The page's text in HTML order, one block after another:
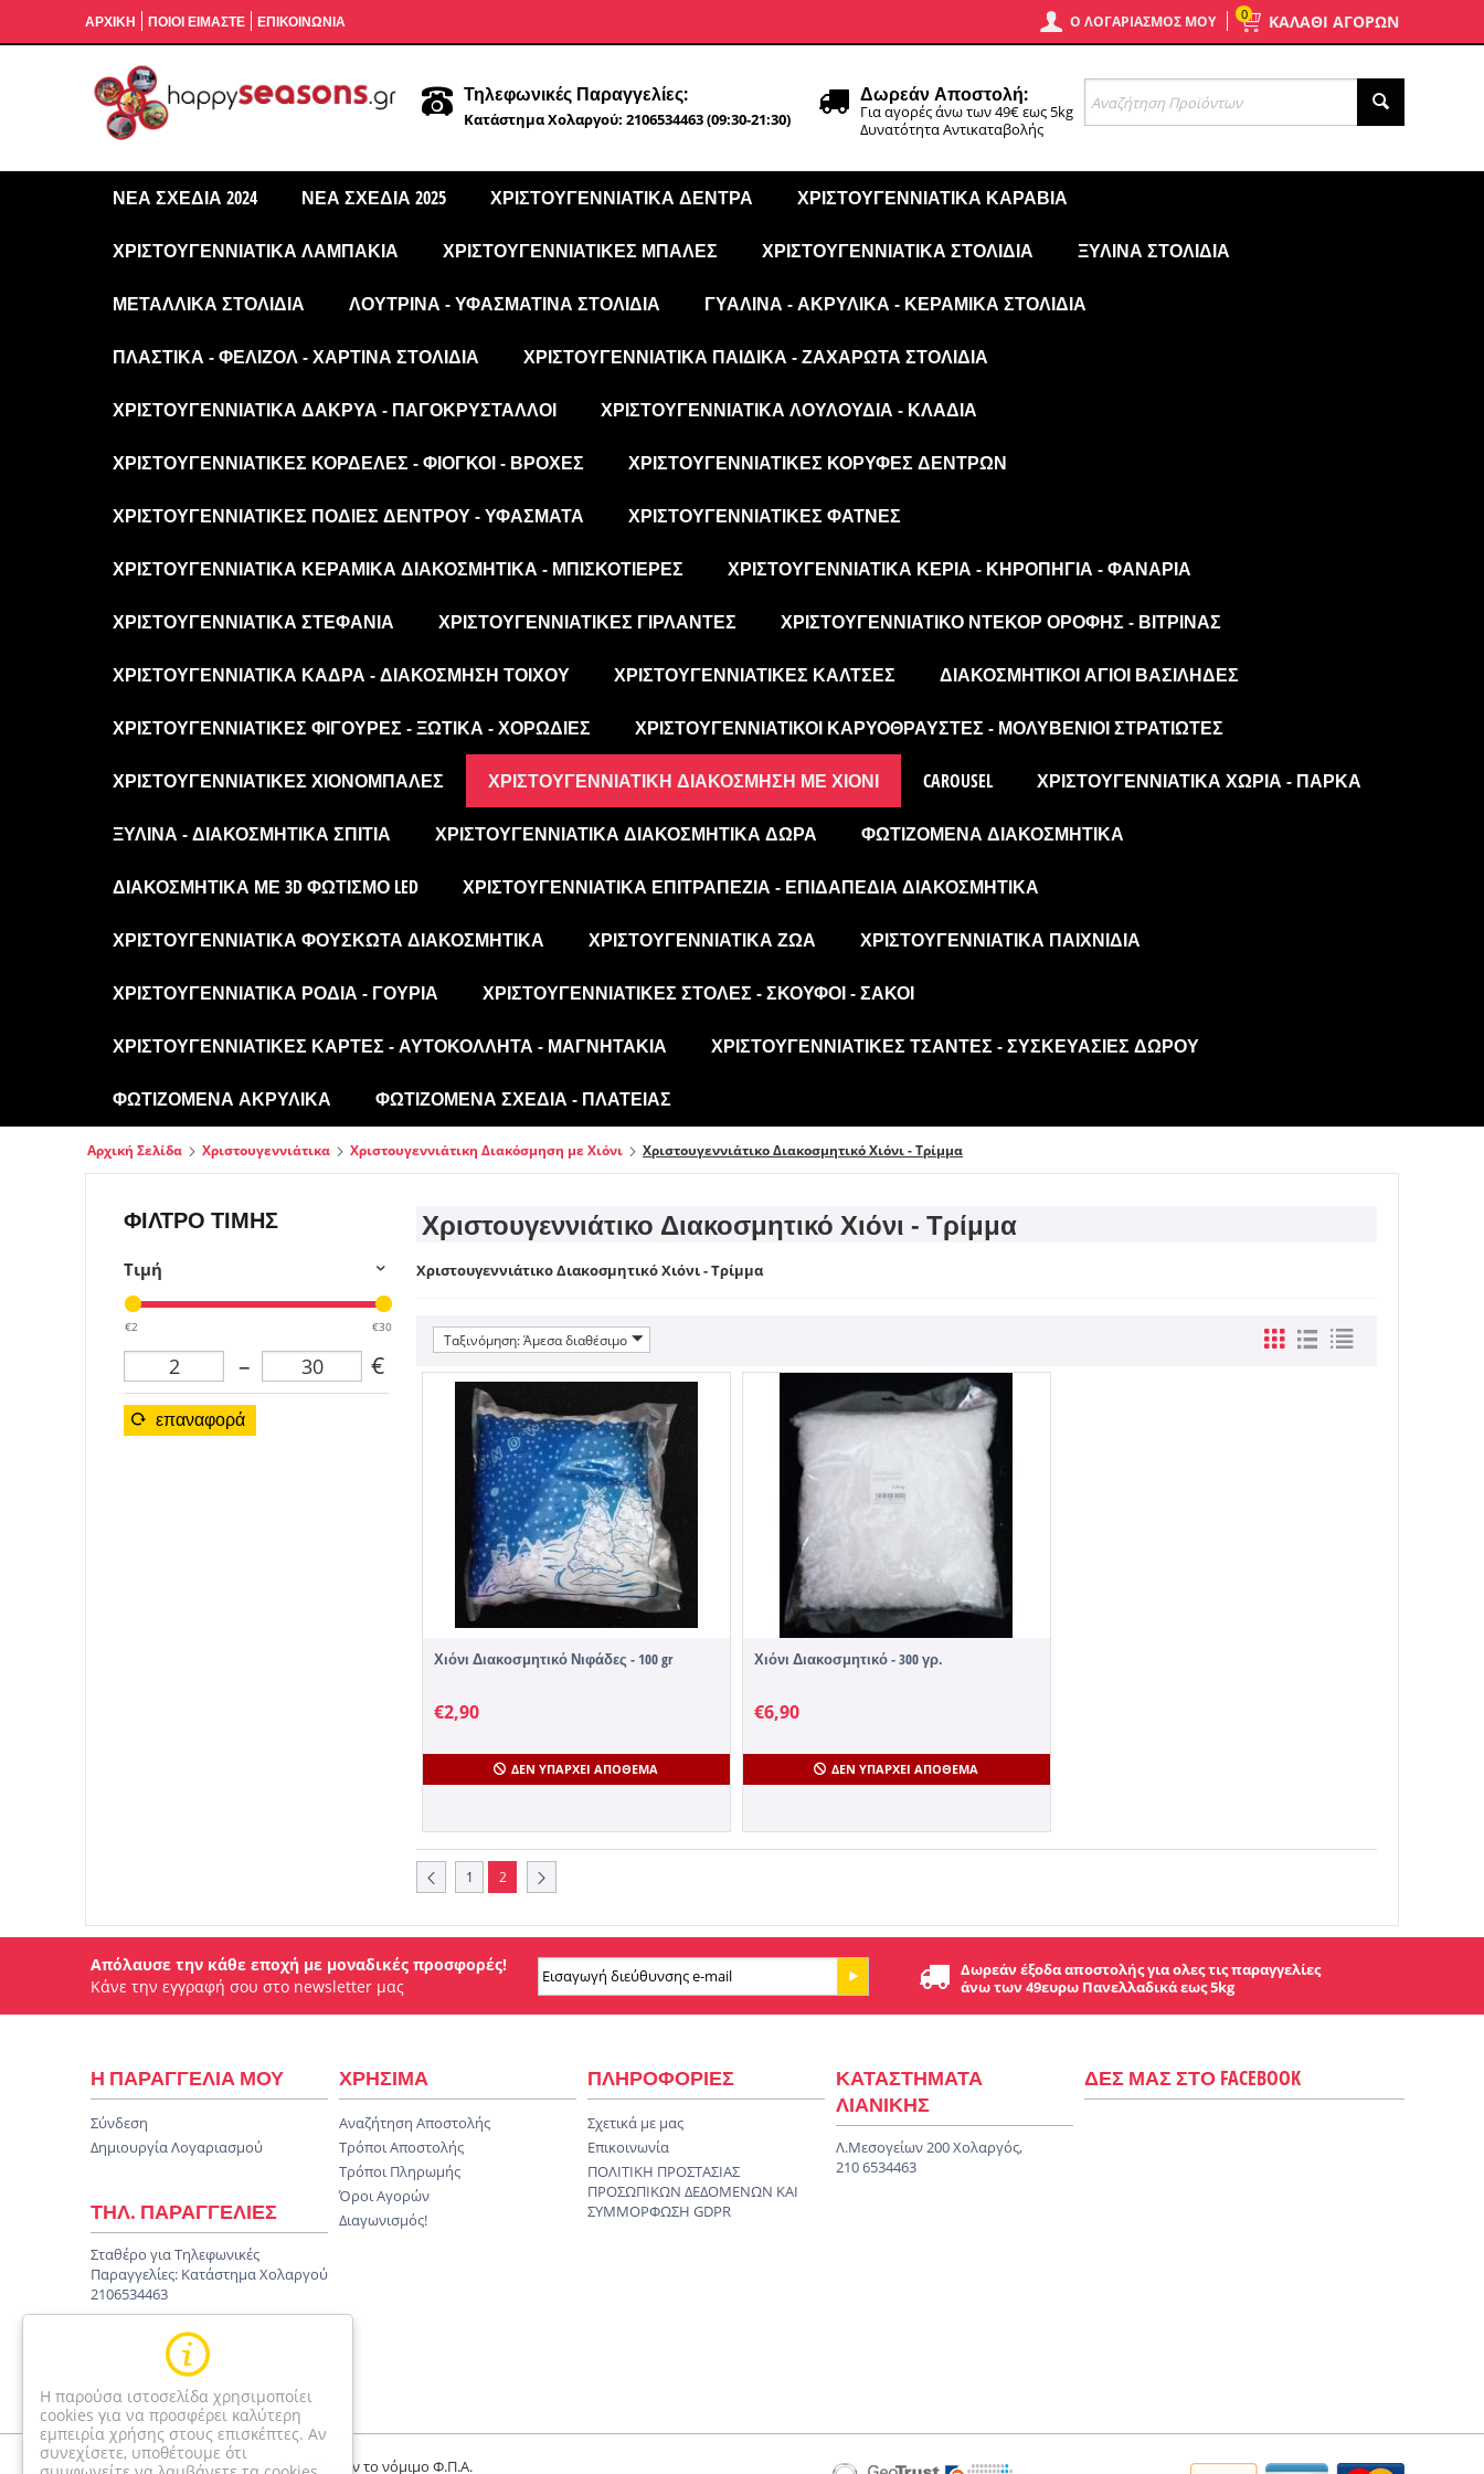
Η παρούσα ιστοσελίδα χρησιμοποίει
cookies για να προσφέρει καλύτερη
εμπειρία χρήσης στους επισκέπτες. Αν
συνεχίσετε, υποθέτουμε ότι
ΑΡΧΙΚΉ ΠΟΙΟΙ ΕΙΜΑΣΤΕ ΕΠΙΚΟΙΝΩΝΙΑ ΚΑΛΑΘΙ ΑΓΟΡΩΝ
0
Ο ΛΟΓΑΡΙΑΣΜΌΣ ΜΟΥ
Τηλεφωνικές Παραγγελίες:
Κατάστημα Χολαργού: 2106534463 (09:30-21:30)
Δωρεάν Αποστολή:
Για αγορές άνω των 49€ εως 5kg
Δυνατότητα Αντικαταβολής
ΝΈΑ ΣΧΈΔΙΑ 2024 ΝΈΑ ΣΧΈΔΙΑ 2025 ΧΡΙΣΤΟΥΓΕΝΝΙΆΤΙΚΑ ΔΈΝΤΡΑ ΧΡΙΣΤΟΥΓΕΝΝΙΆΤΙΚΑ ΚΑΡΆΒΙΑ
ΧΡΙΣΤΟΥΓΕΝΝΙΆΤΙΚΑ ΛΑΜΠΆΚΙΑ ΧΡΙΣΤΟΥΓΕΝΝΙΆΤΙΚΕΣ ΜΠΆΛΕΣ ΧΡΙΣΤΟΥΓΕΝΝΙΆΤΙΚΑ ΣΤΟΛΊΔΙΑ ΞΎΛΙΝΑ ΣΤΟΛΊΔΙΑ
ΜΕΤΑΛΛΙΚΆ ΣΤΟΛΊΔΙΑ ΛΟΎΤΡΙΝΑ - ΥΦΑΣΜΆΤΙΝΑ ΣΤΟΛΊΔΙΑ ΓΥΆΛΙΝΑ - ΑΚΡΥΛΙΚΆ - ΚΕΡΑΜΙΚΆ ΣΤΟΛΊΔΙΑ
ΠΛΑΣΤΙΚΆ - ΦΕΛΙΖΌΛ - ΧΆΡΤΙΝΑ ΣΤΟΛΊΔΙΑ ΧΡΙΣΤΟΥΓΕΝΝΙΆΤΙΚΑ ΠΑΙΔΙΚΆ - ΖΑΧΑΡΩΤΆ ΣΤΟΛΊΔΙΑ
ΧΡΙΣΤΟΥΓΕΝΝΙΆΤΙΚΑ ΔΆΚΡΥΑ - ΠΑΓΟΚΡΎΣΤΑΛΛΟΙ ΧΡΙΣΤΟΥΓΕΝΝΙΆΤΙΚΑ ΛΟΥΛΟΎΔΙΑ - ΚΛΑΔΙΆ
ΧΡΙΣΤΟΥΓΕΝΝΙΆΤΙΚΕΣ ΚΟΡΔΈΛΕΣ - ΦΙΌΓΚΟΙ - ΒΡΟΧΈΣ ΧΡΙΣΤΟΥΓΕΝΝΙΆΤΙΚΕΣ ΚΟΡΥΦΈΣ ΔΈΝΤΡΩΝ
ΧΡΙΣΤΟΥΓΕΝΝΙΆΤΙΚΕΣ ΠΟΔΙΈΣ ΔΈΝΤΡΟΥ - ΥΦΆΣΜΑΤΑ ΧΡΙΣΤΟΥΓΕΝΝΙΆΤΙΚΕΣ ΦΆΤΝΕΣ
ΧΡΙΣΤΟΥΓΕΝΝΙΆΤΙΚΑ ΚΕΡΑΜΙΚΆ ΔΙΑΚΟΣΜΗΤΙΚΆ - ΜΠΙΣΚΟΤΙΈΡΕΣ ΧΡΙΣΤΟΥΓΕΝΝΙΆΤΙΚΑ ΚΕΡΙΆ - ΚΗΡΟΠΉΓΙΑ - ΦΑΝΆΡΙΑ
ΧΡΙΣΤΟΥΓΕΝΝΙΆΤΙΚΑ ΣΤΕΦΆΝΙΑ ΧΡΙΣΤΟΥΓΕΝΝΙΆΤΙΚΕΣ ΓΙΡΛΆΝΤΕΣ ΧΡΙΣΤΟΥΓΕΝΝΙΆΤΙΚΟ ΝΤΕΚΌΡ ΟΡΟΦΉΣ - ΒΙΤΡΊΝΑΣ
ΧΡΙΣΤΟΥΓΕΝΝΙΆΤΙΚΑ ΚΆΔΡΑ - ΔΙΑΚΌΣΜΗΣΗ ΤΟΊΧΟΥ ΧΡΙΣΤΟΥΓΕΝΝΙΆΤΙΚΕΣ ΚΆΛΤΣΕΣ ΔΙΑΚΟΣΜΗΤΙΚΟΊ ΆΓΙΟΙ ΒΑΣΊΛΗΔΕΣ
ΧΡΙΣΤΟΥΓΕΝΝΙΆΤΙΚΕΣ ΦΙΓΟΎΡΕΣ - ΞΩΤΙΚΆ - ΧΟΡΩΔΊΕΣ ΧΡΙΣΤΟΥΓΕΝΝΙΆΤΙΚΟΙ ΚΑΡΥΟΘΡΑΎΣΤΕΣ - ΜΟΛΥΒΈΝΙΟΙ ΣΤΡΑΤΙΏΤΕΣ
ΧΡΙΣΤΟΥΓΕΝΝΙΆΤΙΚΕΣ ΧΙΟΝΌΜΠΑΛΕΣ ΧΡΙΣΤΟΥΓΕΝΝΙΆΤΙΚΗ ΔΙΑΚΌΣΜΗΣΗ ΜΕ ΧΙΌΝΙ CAROUSEL ΧΡΙΣΤΟΥΓΕΝΝΙΆΤΙΚΑ ΧΩΡΙΆ - ΠΆΡΚΑ
ΞΎΛΙΝΑ - ΔΙΑΚΟΣΜΗΤΙΚΆ ΣΠΊΤΙΑ ΧΡΙΣΤΟΥΓΕΝΝΙΆΤΙΚΑ ΔΙΑΚΟΣΜΗΤΙΚΆ ΔΏΡΑ ΦΩΤΙΖΌΜΕΝΑ ΔΙΑΚΟΣΜΗΤΙΚΆ
ΔΙΑΚΟΣΜΗΤΙΚΆ ΜΕ 3D ΦΩΤΙΣΜΌ LED ΧΡΙΣΤΟΥΓΕΝΝΙΆΤΙΚΑ ΕΠΙΤΡΑΠΈΖΙΑ - ΕΠΙΔΑΠΈΔΙΑ ΔΙΑΚΟΣΜΗΤΙΚΆ
ΧΡΙΣΤΟΥΓΕΝΝΙΆΤΙΚΑ ΦΟΥΣΚΩΤΆ ΔΙΑΚΟΣΜΗΤΙΚΆ ΧΡΙΣΤΟΥΓΕΝΝΙΆΤΙΚΑ ΖΏΑ ΧΡΙΣΤΟΥΓΕΝΝΙΆΤΙΚΑ ΠΑΙΧΝΊΔΙΑ
ΧΡΙΣΤΟΥΓΕΝΝΙΆΤΙΚΑ ΡΌΔΙΑ - ΓΟΎΡΙΑ ΧΡΙΣΤΟΥΓΕΝΝΙΆΤΙΚΕΣ ΣΤΟΛΈΣ - ΣΚΟΎΦΟΙ - ΣΆΚΟΙ
ΧΡΙΣΤΟΥΓΕΝΝΙΆΤΙΚΕΣ ΚΆΡΤΕΣ - ΑΥΤΟΚΌΛΛΗΤΑ - ΜΑΓΝΗΤΆΚΙΑ ΧΡΙΣΤΟΥΓΕΝΝΙΆΤΙΚΕΣ ΤΣΆΝΤΕΣ - ΣΥΣΚΕΥΑΣΊΕΣ ΔΏΡΟΥ
ΦΩΤΙΖΌΜΕΝΑ ΑΚΡΥΛΙΚΆ ΦΩΤΙΖΌΜΕΝΑ ΣΧΈΔΙΑ - ΠΛΑΤΕΊΑΣ
Αρχική Σελίδα Χριστουγεννιάτικα Χριστουγεννιάτικη Διακόσμηση με Χιόνι Χριστουγεννιάτικο Διακοσμητικό Χιόνι - Τρίμμα
ΦΊΛΤΡΟ ΤΙΜΉΣ
Τιμή
€2 €30
– €
επαναφορά
Χριστουγεννιάτικο Διακοσμητικό Χιόνι - Τρίμμα
Χριστουγεννιάτικο Διακοσμητικό Χιόνι - Τρίμμα
Ταξινόμηση: Άμεσα διαθέσιμο
Χιόνι Διακοσμητικό Νιφάδες - 100 gr
€2,90
ΔΕΝ ΥΠΆΡΧΕΙ ΑΠΌΘΕΜΑ
Χιόνι Διακοσμητικό - 300 γρ.
€6,90
ΔΕΝ ΥΠΆΡΧΕΙ ΑΠΌΘΕΜΑ
1 2
Απόλαυσε την κάθε εποχή με μοναδικές προσφορές!
Κάνε την εγγραφή σου στο newsletter μας
Δωρεάν έξοδα αποστολής για ολες τις παραγγελίες
άνω των 49ευρω Πανελλαδικά εως 5kg
Η ΠΑΡΑΓΓΕΛΙΑ ΜΟΥ
Σύνδεση
Δημιουργία Λογαριασμού
ΤΗΛ. ΠΑΡΑΓΓΕΛΙΕΣ
Σταθέρο για Τηλεφωνικές
Παραγγελίες: Κατάστημα Χολαργού
2106534463
ΧΡΗΣΙΜΑ
Αναζήτηση Αποστολής
Τρόποι Αποστολής
Τρόποι Πληρωμής
Όροι Αγορών
Διαγωνισμός!
ΠΛΗΡΟΦΟΡΙΕΣ
Σχετικά με μας
Επικοινωνία
ΠΟΛΙΤΙΚΗ ΠΡΟΣΤΑΣΙΑΣ
ΠΡΟΣΩΠΙΚΩΝ ΔΕΔΟΜΕΝΩΝ KAI
ΣΥΜΜΟΡΦΩΣΗ GDPR
ΚΑΤΑΣΤΗΜΑΤΑ
ΛΙΑΝΙΚΗΣ
Λ.Μεσογείων 200 Χολαργός,
210 6534463
ΔΕΣ ΜΑΣ ΣΤΟ FACEBOOK
Οι τιμές είναι τελικές και περιλαμβάνουν το νόμιμο Φ.Π.Α.